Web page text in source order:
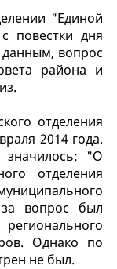
"Единой
повестки дня
вопрос
района и
отделения
2014 года.
значилось: "О
отделения
вопрос был
Однако по
не был.